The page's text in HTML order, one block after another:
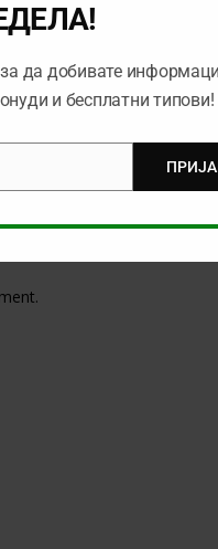
да добивате
и бесплатни типови!